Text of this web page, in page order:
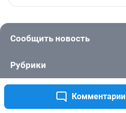
Комментарии
Сообщить новость
Рубрики
Реклама на сайте